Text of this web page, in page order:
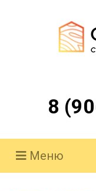
8
Меню